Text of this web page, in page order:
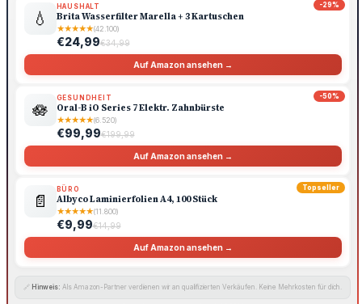
-29%
💧
HAUSHALT
Brita Wasserfilter Marella + 3 Kartuschen
★★★★★(42.100)
€24,99€34,99
Auf Amazon ansehen →
-50%
🪷
GESUNDHEIT
Oral-B iO Series 7 Elektr. Zahnbürste
★★★★★(6.520)
€99,99€199,99
Auf Amazon ansehen →
Topseller
📄
BÜRO
Albyco Laminierfolien A4, 100 Stück
★★★★★(11.800)
€9,99€14,99
Auf Amazon ansehen →
🔗 Hinweis: Als Amazon-Partner verdienen wir an qualifizierten Verkäufen. Keine Mehrkosten für dich.